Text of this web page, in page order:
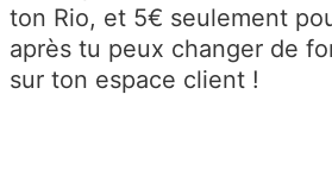
ton Rio, et 5€ seulement
après tu peux changer de
sur ton espace client !